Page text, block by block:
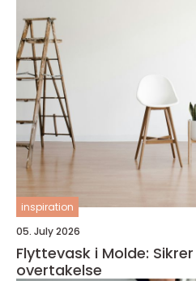
inspiration
05. July 2026
Flyttevask i Molde:
overtakelse